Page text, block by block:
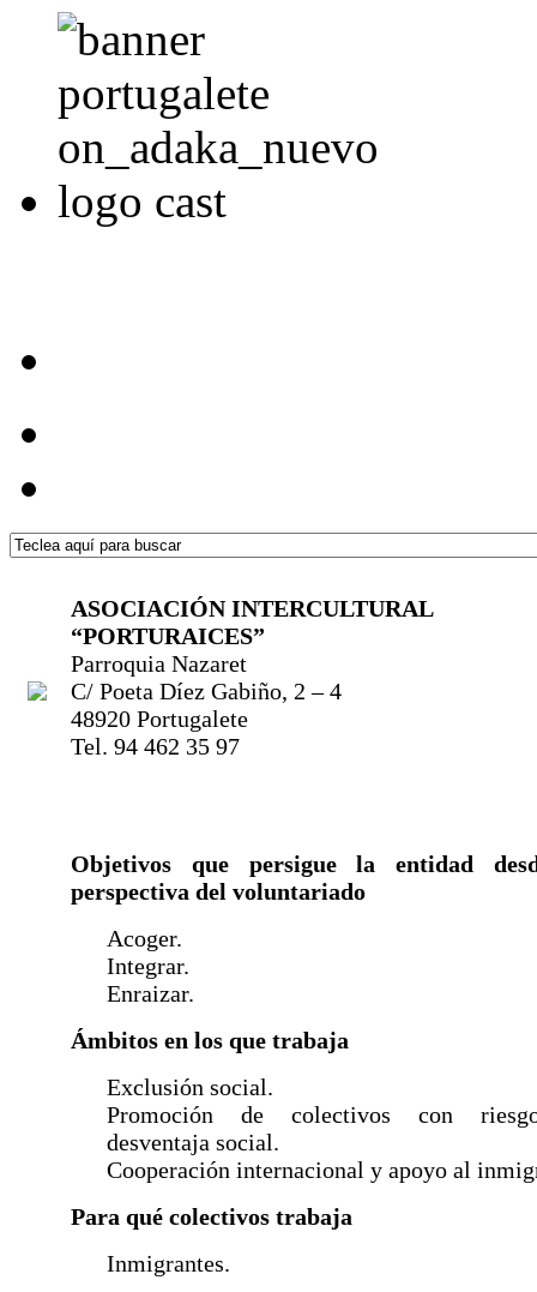
ASOCIACIÓN INTERCULTURAL
“PORTURAICES”
Parroquia Nazaret
C/ Poeta Díez Gabiño, 2 – 4
48920 Portugalete
Tel. 94 462 35 97
Objetivos que persigue la entidad
perspectiva del voluntariado
Acoger.
Integrar.
Enraizar.
Ámbitos en los que trabaja
Exclusión social.
Promoción de colectivos con
desventaja social.
Cooperación internacional y apoyo al
Para qué colectivos trabaja
Inmigrantes.